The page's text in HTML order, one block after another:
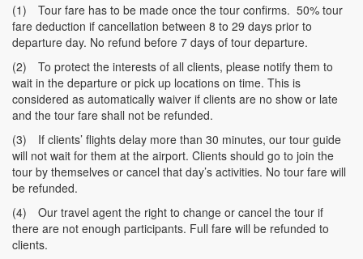
(1)
Tour fare has to be made once the tour confirms. 50% tour
fare deduction if cancellation between 8 to 29 days prior to
departure day. No refund before 7 days of tour departure.
(2)
To protect the interests of all clients, please notify them to
wait in the departure or pick up locations on time. This is
considered as automatically waiver if clients are no show or late
and the tour fare shall not be refunded.
(3)
If clients’ flights delay more than 30 minutes, our tour guide
will not wait for them at the airport. Clients should go to join the
tour by themselves or cancel that day’s activities. No tour fare will
be refunded.
(4)
Our travel agent the right to change or cancel the tour if
there are not enough participants. Full fare will be refunded to
clients.